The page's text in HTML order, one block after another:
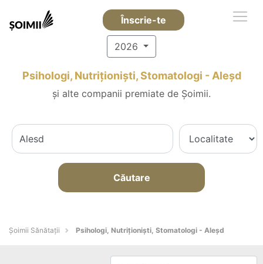
Înscrie-te
2026
Psihologi, Nutriționiști, Stomatologi - Aleşd
și alte companii premiate de Șoimii.
Căutare
Şoimii Sănătații Psihologi, Nutriționiști, Stomatologi - Aleşd